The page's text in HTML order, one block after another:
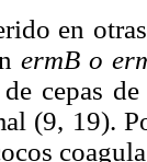
en
ermB o
cepas
(9, 19).